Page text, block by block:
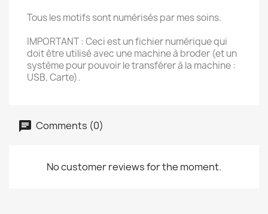
Tous les motifs sont numérisés par mes soins.
IMPORTANT : Ceci est un fichier numérique qui
doit être utilisé avec une machine à broder (et un
système pour pouvoir le transférer à la machine :
USB, Carte).
Comments (0)
No customer reviews for the moment.